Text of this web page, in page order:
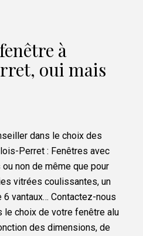
à
oui mais
dans le choix des
Perret : Fenêtres avec
non de même que pour
vitrées coulissantes, un
6 vantaux… Contactez-nous
le choix de votre fenêtre alu
des dimensions, de